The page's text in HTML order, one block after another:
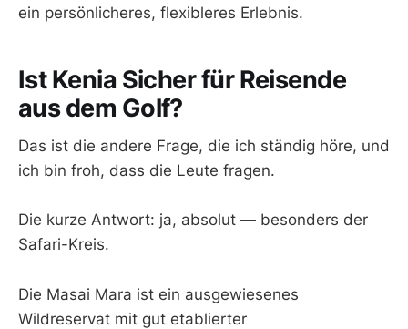
ein persönlicheres, flexibleres Erlebnis.
Ist Kenia Sicher für Reisende
aus dem Golf?
Das ist die andere Frage, die ich ständig höre, und
ich bin froh, dass die Leute fragen.
Die kurze Antwort: ja, absolut — besonders der
Safari-Kreis.
Die Masai Mara ist ein ausgewiesenes
Wildreservat mit gut etablierter